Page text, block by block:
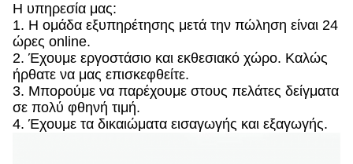
Η υπηρεσία μας:
1. Η ομάδα εξυπηρέτησης μετά την πώληση είναι 24
ώρες online.
2. Έχουμε εργοστάσιο και εκθεσιακό χώρο. Καλώς
ήρθατε να μας επισκεφθείτε.
3. Μπορούμε να παρέχουμε στους πελάτες δείγματα
σε πολύ φθηνή τιμή.
4. Έχουμε τα δικαιώματα εισαγωγής και εξαγωγής.